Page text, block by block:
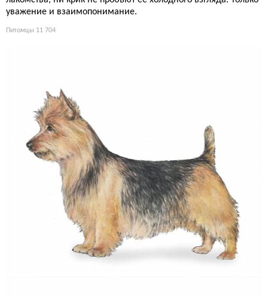
уважение и взаимопонимание.
Питомцы 11 704